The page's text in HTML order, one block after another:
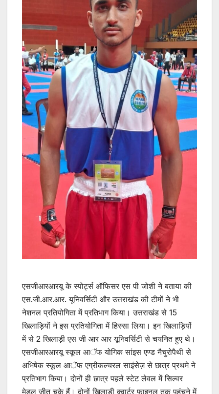
एसजीआरआरयू के स्पोर्ट्स ऑफिसर एस पी जोशी ने बताया की
एस.जी.आर.आर. यूनिवर्सिटी और उत्तराखंड की टीमों ने भी
नेशनल प्रतियोगिता में प्रतिभाग किया। उत्तराखंड से 15
खिलाड़ियों ने इस प्रतियोगिता में हिस्सा लिया। इन खिलाड़ियों
में से 2 खिलाड़ी एस जी आर आर यूनिवर्सिटी से चयनित हुए थे।
एसजीआरआरयू स्कूल आॅफ योगिक सांइस एण्ड नैचुरोपैथी से
अभिषेक स्कूल आॅफ एग्रीकल्चरल साइंसेज़ से छात्र प्रथमे ने
प्रतिभाग किया। दोनों ही छात्र पहले स्टेट लेवल में सिल्वर
मेडल जीत चुके हैं। दोनों खिलाड़ी क्वार्टर फाइनल तक पहुंचने में